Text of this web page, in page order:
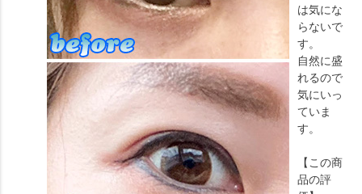
は気にな
らないで
す。
自然に盛
れるので
気にいっ
ていま
す。
【この商
品の評